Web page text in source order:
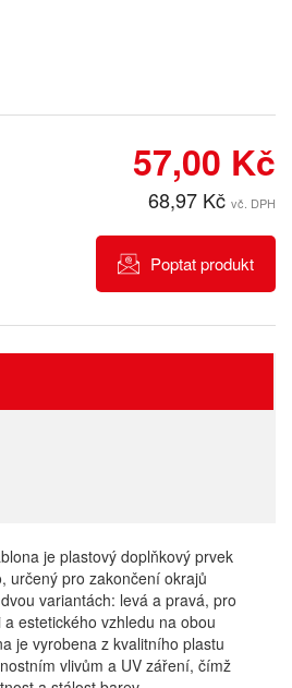
57,00 Kč
68,97 Kč vč. DPH
Poptat produkt
je plastový doplňkový prvek
určený pro zakončení okrajů
variantách: levá a pravá, pro
estetického vzhledu na obou
je vyrobena z kvalitního plastu
vlivům a UV záření, čímž